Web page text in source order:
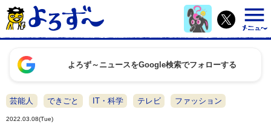
よろず～ニュースをGoogle検索でフォローする
芸能人 できごと IT・科学 テレビ ファッション
2022.03.08(Tue)